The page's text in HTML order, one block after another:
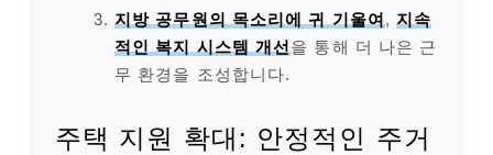
지방 공무원의 목소리에 귀 기울여 ,지속
적인 복지 시스템 개선 을 통해 더 나은 근
무 환경을 조성합니다.
주택 지원 확대: 안정적인 주거